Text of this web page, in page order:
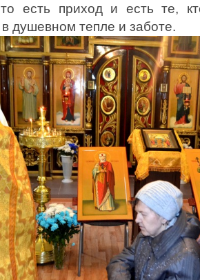
есть приход и есть те,
душевном тепле и заботе.